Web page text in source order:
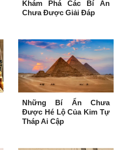
Khám Phá Các Bí Ẩn
Chưa Được Giải Đáp
Những Bí Ẩn Chưa
Được Hé Lộ Của Kim Tự
Tháp Ai Cập